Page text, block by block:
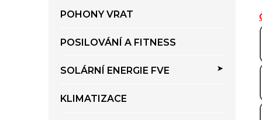
POHONY VRAT
POSILOVÁNÍ A FITNESS
SOLÁRNÍ ENERGIE FVE
KLIMATIZACE